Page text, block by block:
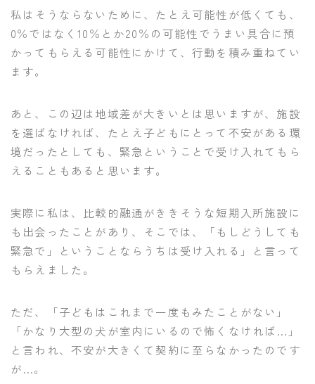
私はそうならないために、たとえ可能性が低くても、
0％ではなく10％とか20％の可能性でうまい具合に預
かってもらえる可能性にかけて、行動を積み重ねてい
ます。
あと、この辺は地域差が大きいとは思いますが、施設
を選ばなければ、たとえ子どもにとって不安がある環
境だったとしても、緊急ということで受け入れてもら
えることもあると思います。
実際に私は、比較的融通がききそうな短期入所施設に
も出会ったことがあり、そこでは、「もしどうしても
緊急で」ということならうちは受け入れる」と言って
もらえました。
ただ、「子どもはこれまで一度もみたことがない」
「かなり大型の犬が室内にいるので怖くなければ…」
と言われ、不安が大きくて契約に至らなかったのです
が…。